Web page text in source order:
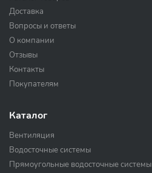
Доставка
Вопросы и ответы
О компании
Отзывы
Контакты
Покупателям
Каталог
Вентиляция
Водосточные системы
Прямоугольные водосточные системы